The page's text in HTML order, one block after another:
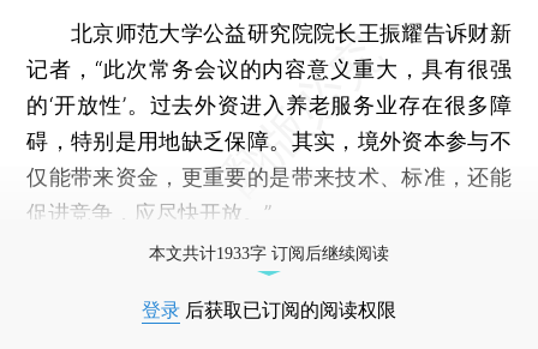
北京师范大学公益研究院院长王振耀告诉财新
记者，“此次常务会议的内容意义重大，具有很强
的‘开放性’。过去外资进入养老服务业存在很多障
碍，特别是用地缺乏保障。其实，境外资本参与不
仅能带来资金，更重要的是带来技术、标准，还能
促进竞争，应尽快开放。”
本文共计1933字 订阅后继续阅读
登录 后获取已订阅的阅读权限